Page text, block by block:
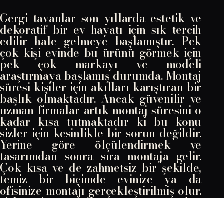
Gergi tavanlar son yıllarda estetik ve
dekoratif bir ev hayatı için sık tercih
edilir hale gelmeye başlamıştır. Pek
çok kişi evinde bu ürünü görmek için
pek çok markayı ve modeli
araştırmaya başlamış durumda. Montaj
süresi kişiler için akılları karıştıran bir
başlık olmaktadır. Ancak güvenilir ve
uzman firmalar artık montaj süresini o
kadar kısa tutmaktadır ki bu konu
sizler için kesinlikle bir sorun değildir.
Yerine göre ölçülendirmek ve
tasarımdan sonra sıra montaja gelir.
Çok kısa ve de zahmetsiz bir şekilde,
temiz bir biçimde evinize ya da
ofisinize montajı gerçekleştirilmiş olur.